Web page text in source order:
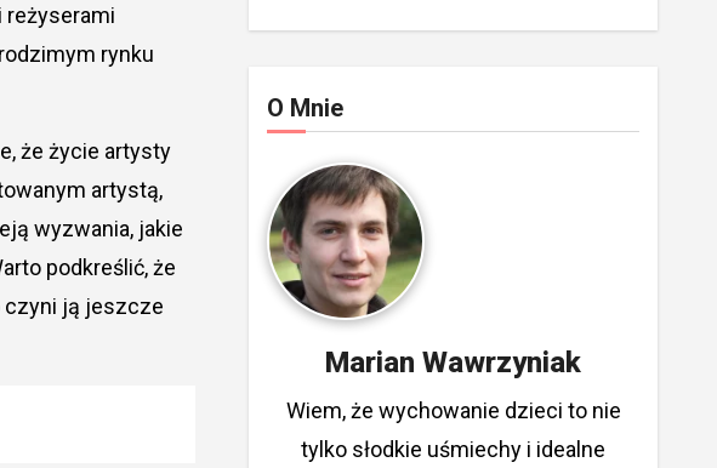
reżyserami
rynku
że życie artysty
artystą,
wyzwania, jakie
podkreślić, że
czyni ją jeszcze
O Mnie
Marian Wawrzyniak
Wiem, że wychowanie dzieci to nie
tylko słodkie uśmiechy i idealne